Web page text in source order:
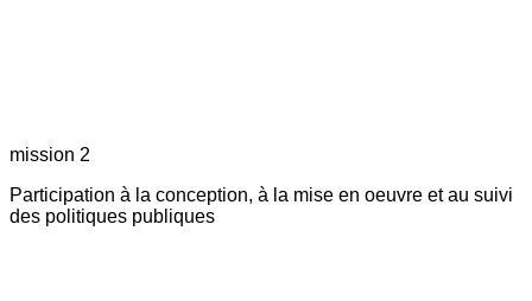
mission 2
Participation à la conception, à la mise en oeuvre et au suivi
des politiques publiques